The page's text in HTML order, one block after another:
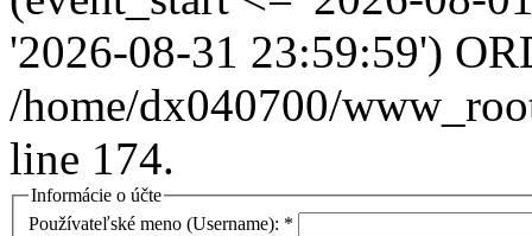
'2026-08-31 23:59:59')
/home/dx040700/
line 174.
Informácie o účte
Používateľské meno (Username): *